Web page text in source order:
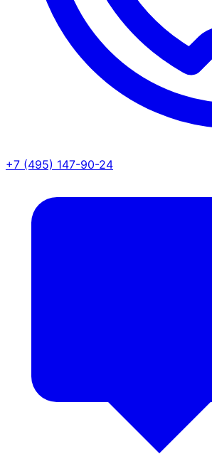
+7 (495) 147-90-24